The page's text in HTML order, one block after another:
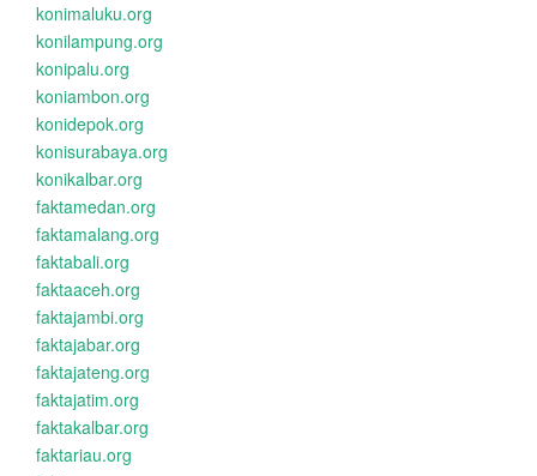
konimaluku.org
konilampung.org
konipalu.org
koniambon.org
konidepok.org
konisurabaya.org
konikalbar.org
faktamedan.org
faktamalang.org
faktabali.org
faktaaceh.org
faktajambi.org
faktajabar.org
faktajateng.org
faktajatim.org
faktakalbar.org
faktariau.org